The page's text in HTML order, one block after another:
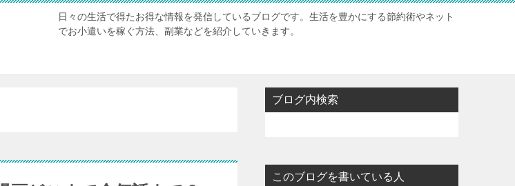
日々の生活で得たお得な情報を発信しているブログです。生活を豊かにする節約術やネット
でお小遣いを稼ぐ方法、副業などを紹介していきます。
ブログ内検索
このブログを書いている人